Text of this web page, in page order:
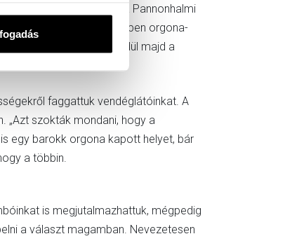
század végén ugyanis a Pannonhalmi
áll. Bár ezek tulajdonképpen orgona-
Egyik fel is csendül majd a
faggattuk vendéglátóinkat. A
„Azt szokták mondani, hogy a
egy barokk orgona kapott helyet, bár
a többin.
is megjutalmazhattuk, mégpedig
a választ magamban. Nevezetesen